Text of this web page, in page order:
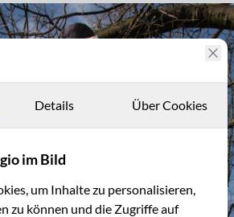
Details Über Cookies
im Bild
um Inhalte zu personalisieren,
zu können und die Zugriffe auf